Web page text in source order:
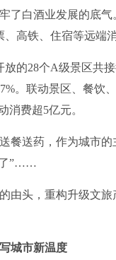
了白酒业发展的底
高铁、住宿等远端
28个A级景区共接
。联动景区、餐饮
消费超5亿元。
送药，作为城市的
了”……
头，重构升级文旅
城市新温度